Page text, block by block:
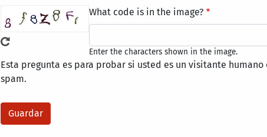
What code is in the image?
Enter the characters shown in the image.
Esta pregunta es para probar si usted es un visitante
spam.